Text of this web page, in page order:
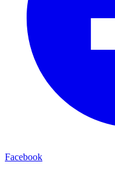
Facebook